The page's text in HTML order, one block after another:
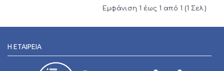
Εμφάνιση 1 έως 1 από 1 (1 Σελ.)
Η ΕΤΑΙΡΕΊΑ